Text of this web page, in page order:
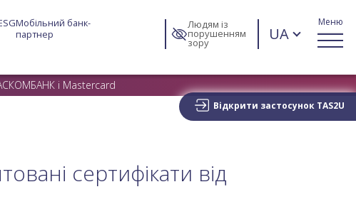
Мобільний банк-
партнер
Людям із
порушенням
зору UA
Відкрити застосунок TAS2U
Меню
і Mastercard
сертифікати від